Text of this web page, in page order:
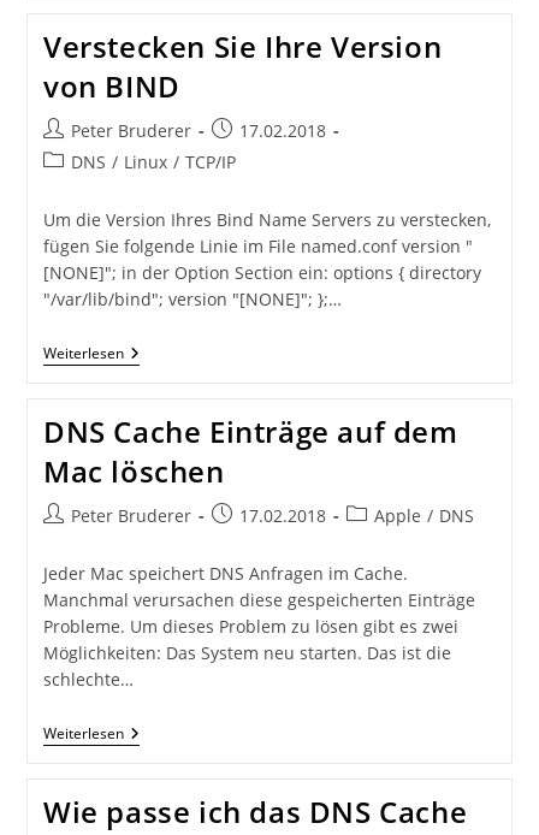
Verstecken Sie Ihre Version
von BIND
Beitrags-
Autor:
Peter Bruderer
Beitrag
veröffentlicht:
17.02.2018
Beitrags-
DNS / Linux / TCP/IP
Um die Version Ihres Bind Name Servers zu verstecken,
fügen Sie folgende Linie im File named.conf version "
[NONE]"; in der Option Section ein: options { directory
"/var/lib/bind"; version "[NONE]"; };…
WeiterlesenVerstecken
Sie
Von
BIND
DNS Cache Einträge auf dem
Mac löschen
Beitrags-
Peter Bruderer
Beitrag17.02.2018
Beitrags-
Apple / DNS
Jeder Mac speichert DNS Anfragen im Cache.
Manchmal verursachen diese gespeicherten Einträge
Probleme. Um dieses Problem zu lösen gibt es zwei
Möglichkeiten: Das System neu starten. Das ist die
schlechte…
WeiterlesenDNS
Cache
Dem
Mac
Wie passe ich das DNS Cache